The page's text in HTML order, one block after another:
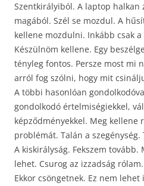
Szentkirályiból. A laptop halkan
magából. Szél se mozdul. A
kellene mozdulni. Inkább csak
Készülnöm kellene. Egy
tényleg fontos. Persze most mi
arról fog szólni, hogy mit
A többi hasonlóan
gondolkodó értelmiségiekkel,
képződményekkel. Meg kellene
problémát. Talán a
A kiskirályság. Fekszem
lehet. Csurog az izzadság rólam.
Ekkor csöngetnek. Ez nem lehet